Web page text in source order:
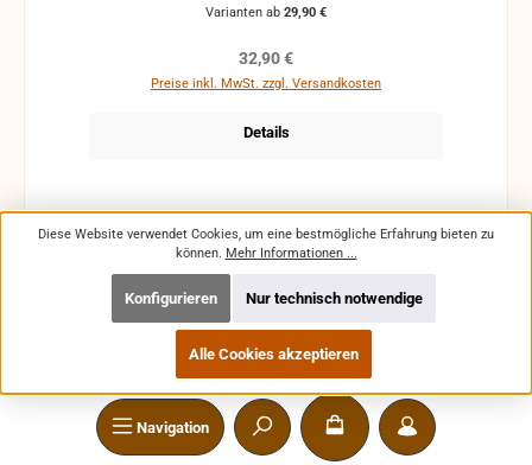
Navigation
Varianten ab 29,90 €
Regulärer Preis:
32,90 €
Preise inkl. MwSt. zzgl. Versandkosten
Details
Diese Website verwendet Cookies, um eine bestmögliche Erfahrung bieten zu
können. Mehr Informationen ...
Nur technisch notwendige
Konfigurieren
Alle Cookies akzeptieren